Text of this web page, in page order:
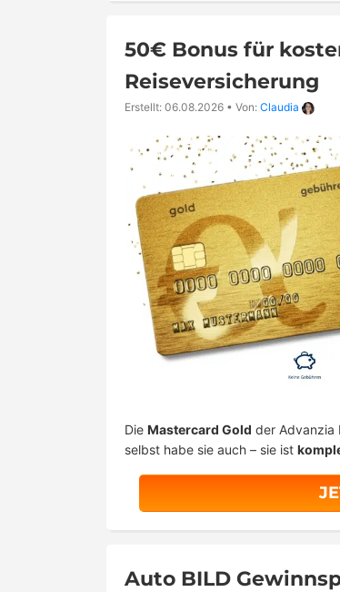
50€ Bonus für
Reiseversicherung
Erstellt: 06.08.2026 • Von: Claudia
Die Mastercard Gold der Advanzia
selbst habe sie auch – sie ist
Auto BILD